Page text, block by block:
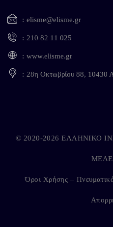
elisme@elisme.gr
210 82 11 025
www.elisme.gr
28η Οκτωβρίου 88, 10430
© 2020-2026 ΕΛΛΗΝΙΚΟ
Όροι Χρήσης –